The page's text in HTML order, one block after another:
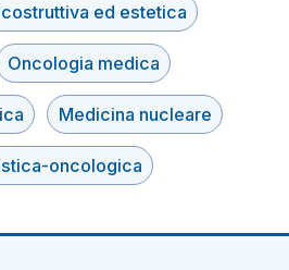
ed estetica
Oncologia medica
Medicina nucleare
oncologica